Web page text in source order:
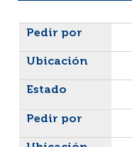
Liste des exemplaires